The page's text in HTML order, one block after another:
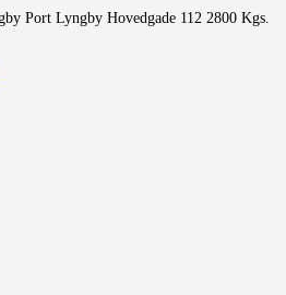
Port Lyngby Hovedgade 112 2800 Kgs.